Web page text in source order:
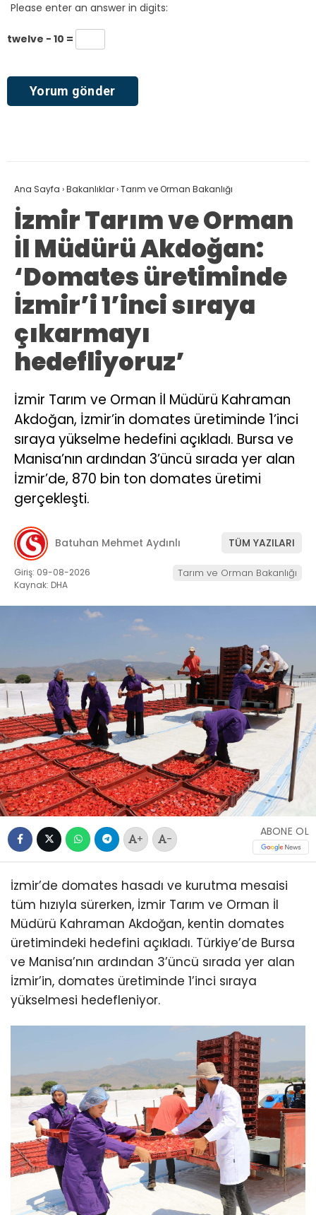
Please enter an answer in digits:
twelve − 10 =
Ana Sayfa ›Bakanlıklar›Tarım ve Orman Bakanlığı
İzmir Tarım ve Orman
İl Müdürü Akdoğan:
‘Domates üretiminde
İzmir’i 1’inci sıraya
çıkarmayı
hedefliyoruz’
İzmir Tarım ve Orman İl Müdürü Kahraman
Akdoğan, İzmir’in domates üretiminde 1’inci
sıraya yükselme hedefini açıkladı. Bursa ve
Manisa’nın ardından 3’üncü sırada yer alan
İzmir’de, 870 bin ton domates üretimi
gerçekleşti.
Batuhan Mehmet Aydınlı TÜM YAZILARI
Giriş: 09-08-2026
Kaynak: DHA
Tarım ve Orman Bakanlığı
+ -
ABONE OL
İzmir’de domates hasadı ve kurutma mesaisi
tüm hızıyla sürerken, İzmir Tarım ve Orman İl
Müdürü Kahraman Akdoğan, kentin domates
üretimindeki hedefini açıkladı. Türkiye’de Bursa
ve Manisa’nın ardından 3’üncü sırada yer alan
İzmir’in, domates üretiminde 1’inci sıraya
yükselmesi hedefleniyor.